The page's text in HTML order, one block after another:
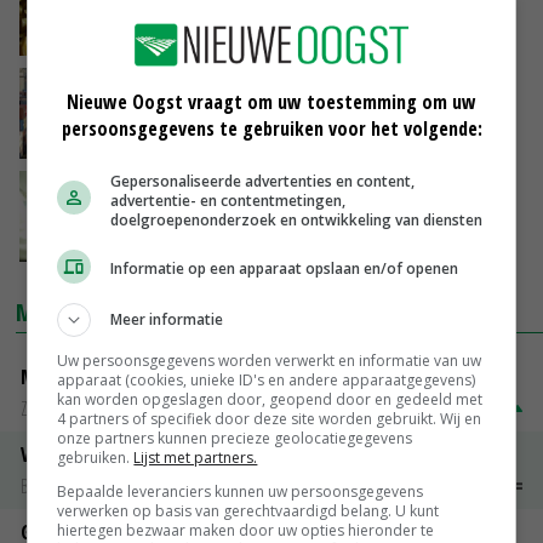
19-11-2018
Kamervragen over Turkse importheffingen
19-08-2015
WTO: Chinese heffing op kip VS onterecht
MARKTPRIJZEN
Magere melkpoeder
Zuivel NL
€ 269,00 € 7,00
Vleeskuikens 2001-2600 gr
Barneveld
€ 1,09~
Gerst
Nieuwe Oogst vraagt om uw toestemming om uw
persoonsgegevens te gebruiken voor het volgende:
Gepersonaliseerde advertenties en content,
advertentie- en contentmetingen,
doelgroepenonderzoek en ontwikkeling van diensten
Informatie op een apparaat opslaan en/of openen
Meer informatie
Uw persoonsgegevens worden verwerkt en informatie van uw
apparaat (cookies, unieke ID's en andere apparaatgegevens)
kan worden opgeslagen door, geopend door en gedeeld met
4 partners of specifiek door deze site worden gebruikt. Wij en
onze partners kunnen precieze geolocatiegegevens
gebruiken. Lijst met partners.
Bepaalde leveranciers kunnen uw persoonsgegevens
verwerken op basis van gerechtvaardigd belang. U kunt
hiertegen bezwaar maken door uw opties hieronder te